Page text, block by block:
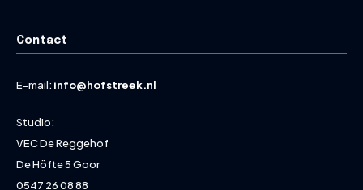
Contact
E-mail: info@hofstreek.nl
Studio:
VEC De Reggehof
De Höfte 5 Goor
0547 26 08 88